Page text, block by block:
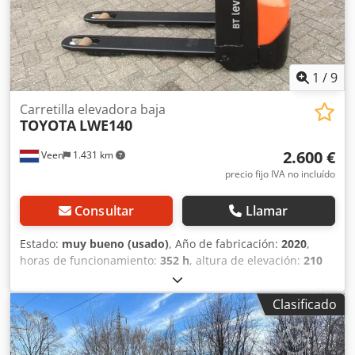
1 /9
Veen 1.431 km
Carretilla elevadora baja
TOYOTA LWE140
2.600 €
precio fijo IVA no incluído
Consultar Llamar
Estado: muy bueno (usado), Año de fabricación: 2020,
horas de funcionamiento: 352 h, altura de elevación: 210
210 mm, tipo de combustible:
eléctrico, longitud de la horquilla:1.150 mm, ancho de
horquillas: 550 mm , altura total:1.300 mm, color:otro,
Peso máximo permitido: 440 kg Capacidad de carga: 1.400
kg Codpfx Aozrmgroavoha ¡POCAS HORAS DE USO!
Clasificado